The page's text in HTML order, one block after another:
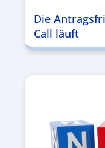
Die
Call läuft